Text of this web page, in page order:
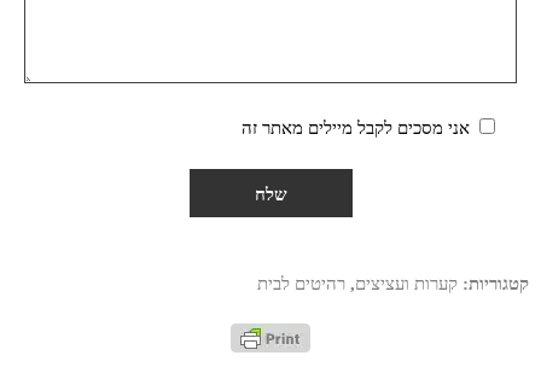
אני מסכים לקבל מיילים מאתר זה
קטגוריות: קערות ועציצים, רהיטים לבית